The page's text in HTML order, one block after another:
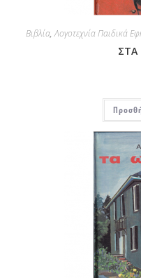
Βιβλία,Λογοτεχνία Παιδικά
ΣΤΑ